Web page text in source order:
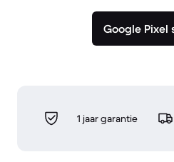
Google Pixel
1 jaar garantie